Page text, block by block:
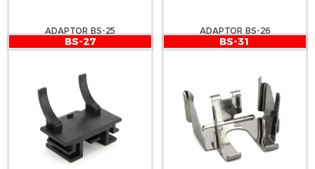
ADAPTOR BS-25 ADAPTOR BS-26
BS-27 BS-31